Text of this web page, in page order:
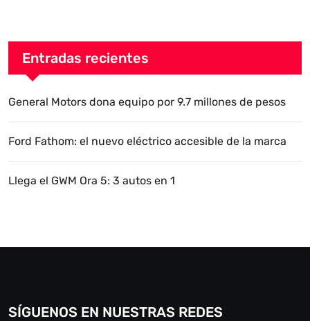
Entradas recientes
General Motors dona equipo por 9.7 millones de pesos
Ford Fathom: el nuevo eléctrico accesible de la marca
Llega el GWM Ora 5: 3 autos en 1
SÍGUENOS EN NUESTRAS REDES